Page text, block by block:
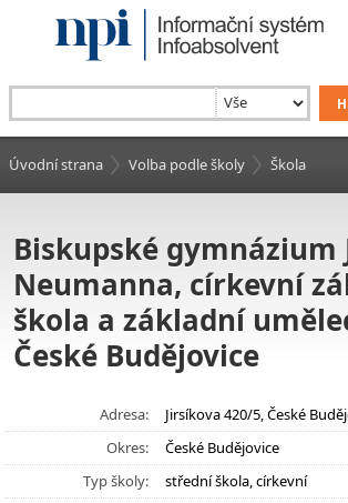
Úvodní strana Volba podle školy Škola
Biskupské gymnázium
Neumanna, církevní
škola a základní
České Budějovice
Adresa:
Jirsíkova 420/5, České
Okres:
České Budějovice
Typ školy:
střední škola, církevní